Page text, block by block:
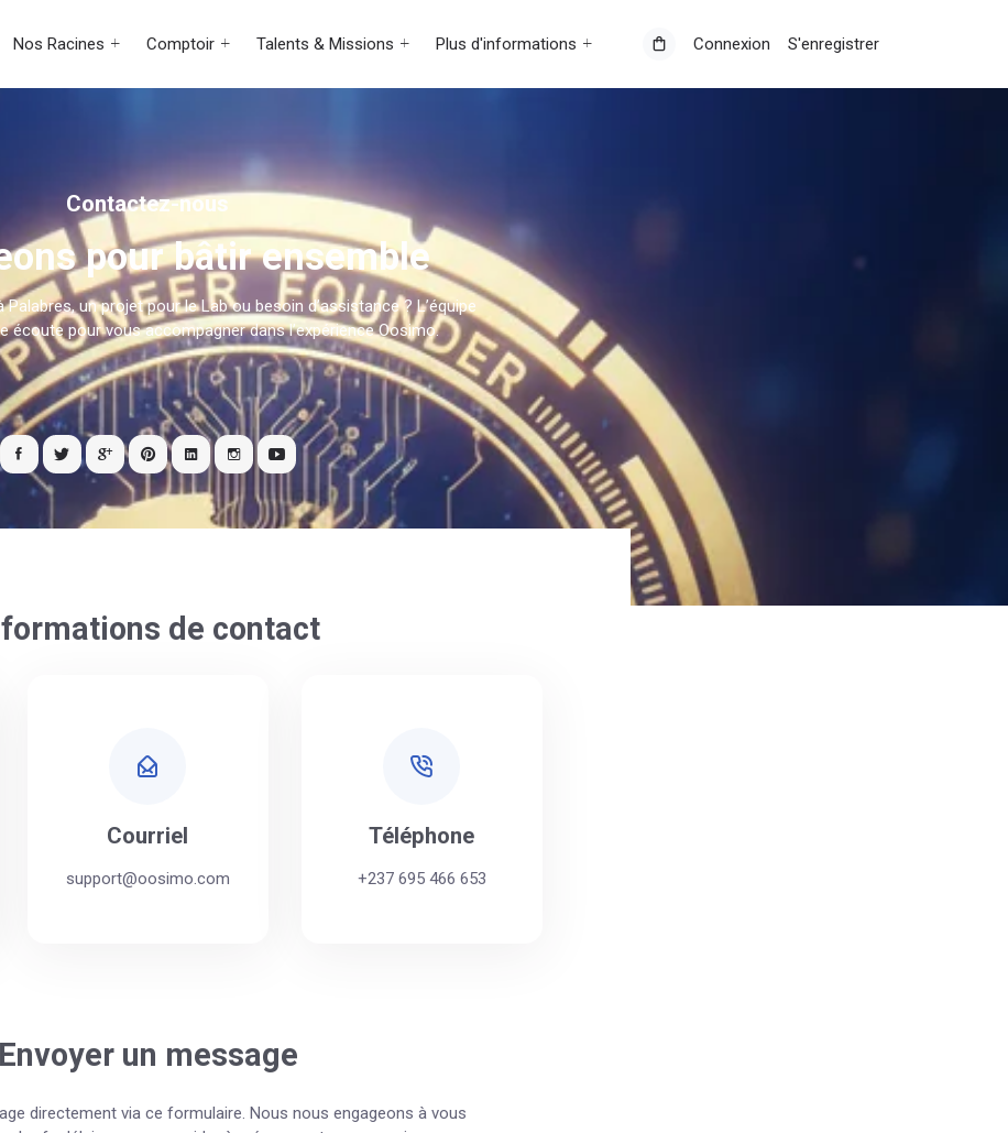
Nos Racines Comptoir Talents & Missions Plus d'informations Connexion S'enregistrer
Contactez-nous
pour bâtir ensemble
Palabres, un projet pour le Lab ou besoin d’assistance ? L’équipe
écoute pour vous accompagner dans l’expérience Oosimo.
de contact
Courriel
support@oosimo.com
Téléphone
+237 695 466 653
Envoyer un message
directement via ce formulaire. Nous nous engageons à vous